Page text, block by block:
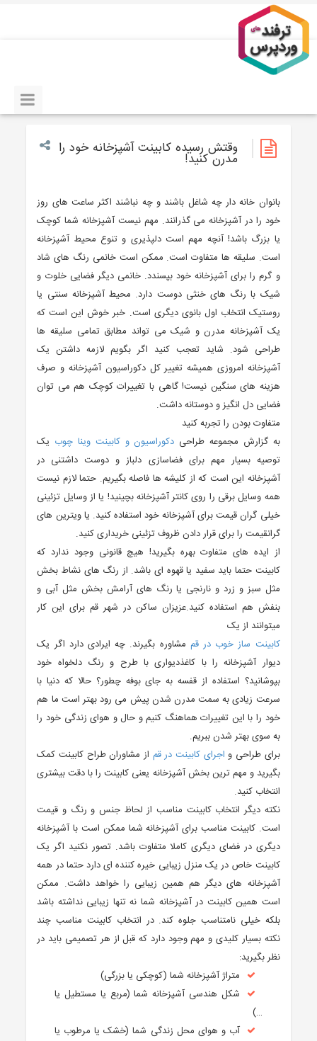
وقتش رسیده کابینت آشپزخانه خود را
مدرن کنید!
بانوان خانه دار چه شاغل باشند و چه نباشند اکثر ساعت های روز
خود را در آشپزخانه می گذرانند. مهم نیست آشپزخانه شما کوچک
یا بزرگ باشد! آنچه مهم است دلپذیری و تنوع محیط آشپزخانه
است. سلیقه ها متفاوت است. ممکن است خانمی رنگ های شاد
و گرم را برای آشپزخانه خود بپسندد. خانمی دیگر فضایی خلوت و
شیک با رنگ های خنثی دوست دارد. محیط آشپزخانه سنتی یا
روستیک انتخاب اول بانوی دیگری است. خبر خوش این است که
یک آشپزخانه مدرن و شیک می تواند مطابق تمامی سلیقه ها
طراحی شود. شاید تعجب کنید اگر بگویم لازمه داشتن یک
آشپزخانه امروزی همیشه تغییر کل دکوراسیون آشپزخانه و صرف
هزینه های سنگین نیست! گاهی با تغییرات کوچک هم می توان
فضایی دل انگیز و دوستانه داشت.
متفاوت بودن را تجربه کنید
به گزارش مجموعه طراحی دکوراسیون و کابینت وینا چوب یک
توصیه بسیار مهم برای فضاسازی دلباز و دوست داشتنی در
آشپزخانه این است که از کلیشه ها فاصله بگیریم. حتما لازم نیست
همه وسایل برقی را روی کانتر آشپزخانه بچینید! یا از وسایل تزئینی
خیلی گران قیمت برای آشپزخانه خود استفاده کنید. یا ویترین های
گرانقیمت را برای قرار دادن ظروف تزئینی خریداری کنید.
از ایده های متفاوت بهره بگیرید! هیچ قانونی وجود ندارد که
کابینت حتما باید سفید یا قهوه ای باشد. از رنگ های نشاط بخش
مثل سبز و زرد و نارنجی یا رنگ های آرامش بخش مثل آبی و
بنفش هم استفاده کنید.عزیزان ساکن در شهر قم برای این کار
میتوانند از یک
کابینت ساز خوب در قم مشاوره بگیرند. چه ایرادی دارد اگر یک
دیوار آشپزخانه را با کاغذدیواری با طرح و رنگ دلخواه خود
بپوشانید؟ استفاده از قفسه به جای بوفه چطور؟ حالا که دنیا با
سرعت زیادی به سمت مدرن شدن پیش می رود بهتر است ما هم
خود را با این تغییرات هماهنگ کنیم و حال و هوای زندگی خود را
به سوی بهتر شدن ببریم.
برای طراحی و اجرای کابینت در قم از مشاوران طراح کابینت کمک
بگیرید و مهم ترین بخش آشپزخانه یعنی کابینت را با دقت بیشتری
انتخاب کنید.
نکته دیگر انتخاب کابینت مناسب از لحاظ جنس و رنگ و قیمت
است. کابینت مناسب برای آشپزخانه شما ممکن است با آشپزخانه
دیگری در فضای دیگری کاملا متفاوت باشد. تصور نکنید اگر یک
کابینت خاص در یک منزل زیبایی خیره کننده ای دارد حتما در همه
آشپزخانه های دیگر هم همین زیبایی را خواهد داشت. ممکن
است همین کابینت در آشپزخانه شما نه تنها زیبایی نداشته باشد
بلکه خیلی نامتناسب جلوه کند. در انتخاب کابینت مناسب چند
نکته بسیار کلیدی و مهم وجود دارد که قبل از هر تصمیمی باید در
نظر بگیرید:
متراژ آشپزخانه شما (کوچکی یا بزرگی)
شکل هندسی آشپزخانه شما (مربع یا مستطیل یا
…)
آب و هوای محل زندگی شما (خشک یا مرطوب یا